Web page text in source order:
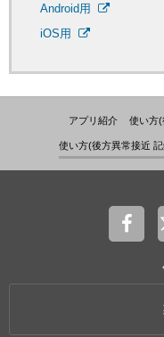
Android用
iOS用
アプリ紹介 使い方
使い方(後方異常接近